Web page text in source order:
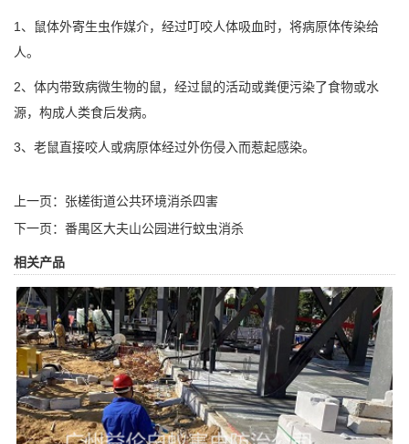
1、鼠体外寄生虫作媒介，经过叮咬人体吸血时，将病原体传染给
人。
2、体内带致病微生物的鼠，经过鼠的活动或粪便污染了食物或水
源，构成人类食后发病。
3、 老鼠直接咬人或病原体经过外伤侵入而惹起感染。
上一页： 张槎街道公共环境消杀四害
下一页： 番禺区大夫山公园进行蚊虫​消杀
相关产品